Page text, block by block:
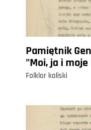
Pamiętnik
"Moi, ja i
Folklor kaliski